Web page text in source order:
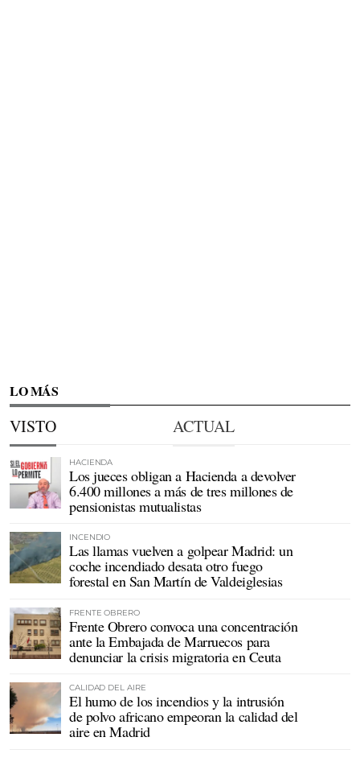
LO MÁS
VISTO ACTUAL
HACIENDA
Los jueces obligan a Hacienda a devolver
6.400 millones a más de tres millones de
pensionistas mutualistas
INCENDIO
Las llamas vuelven a golpear Madrid: un
coche incendiado desata otro fuego
forestal en San Martín de Valdeiglesias
FRENTE OBRERO
Frente Obrero convoca una concentración
ante la Embajada de Marruecos para
denunciar la crisis migratoria en Ceuta
CALIDAD DEL AIRE
El humo de los incendios y la intrusión
de polvo africano empeoran la calidad del
aire en Madrid